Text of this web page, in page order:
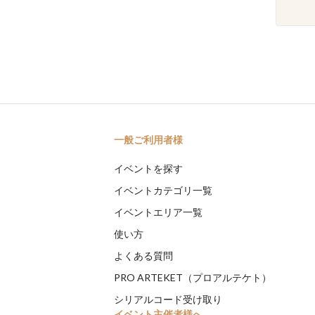
一般ご利用者様
イベントを探す
イベントカテゴリ一覧
イベントエリア一覧
使い方
よくある質問
PRO ARTEKET（プロアルテケト）
シリアルコード受け取り